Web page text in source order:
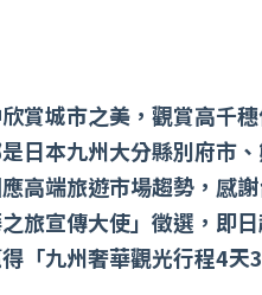
賞城市之美，觀賞高千
日本九州大分縣別府市
高端旅遊市場趨勢，感
旅宣傳大使」徵選，即
「九州奢華觀光行程4天